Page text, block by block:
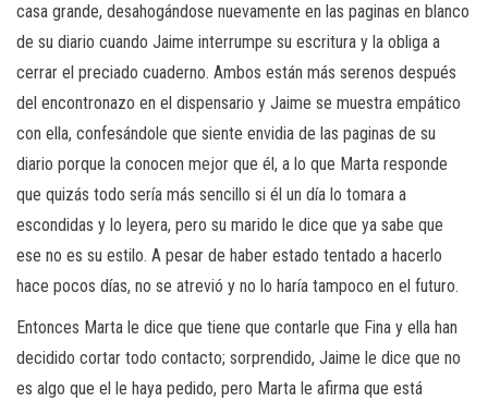
casa grande, desahogándose nuevamente en las paginas en blanco
de su diario cuando Jaime interrumpe su escritura y la obliga a
cerrar el preciado cuaderno. Ambos están más serenos después
del encontronazo en el dispensario y Jaime se muestra empático
con ella, confesándole que siente envidia de las paginas de su
diario porque la conocen mejor que él, a lo que Marta responde
que quizás todo sería más sencillo si él un día lo tomara a
escondidas y lo leyera, pero su marido le dice que ya sabe que
ese no es su estilo. A pesar de haber estado tentado a hacerlo
hace pocos días, no se atrevió y no lo haría tampoco en el futuro.
Entonces Marta le dice que tiene que contarle que Fina y ella han
decidido cortar todo contacto; sorprendido, Jaime le dice que no
es algo que el le haya pedido, pero Marta le afirma que está